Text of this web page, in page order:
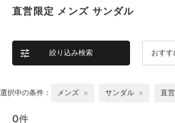
直営限定 メンズ サンダル
絞り込み検索 おすす
選択中の条件： メンズ サンダル 直
0件